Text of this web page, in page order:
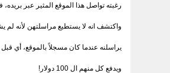
رغبته تواصل هذا الموقع المثير عبر
يراسلنه عندما كان مسجلاً بالموقع، أي
ويدفع كل منهم ال 100 دولار!